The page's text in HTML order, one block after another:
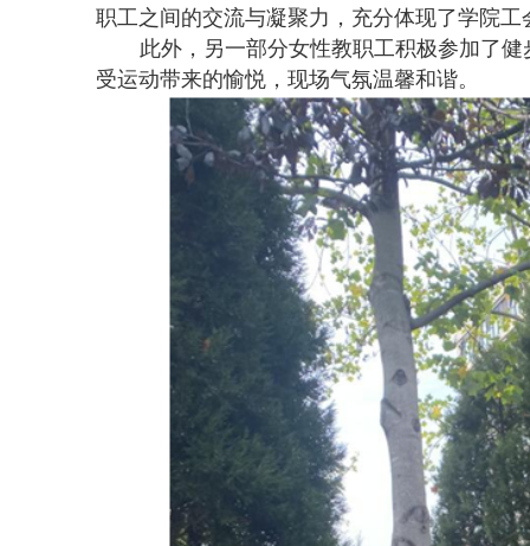
职工之间的交流与凝聚力，充分体现了学院
此外，另一部分女性教职工积极参加了
受运动带来的愉悦，现场气氛温馨和谐。